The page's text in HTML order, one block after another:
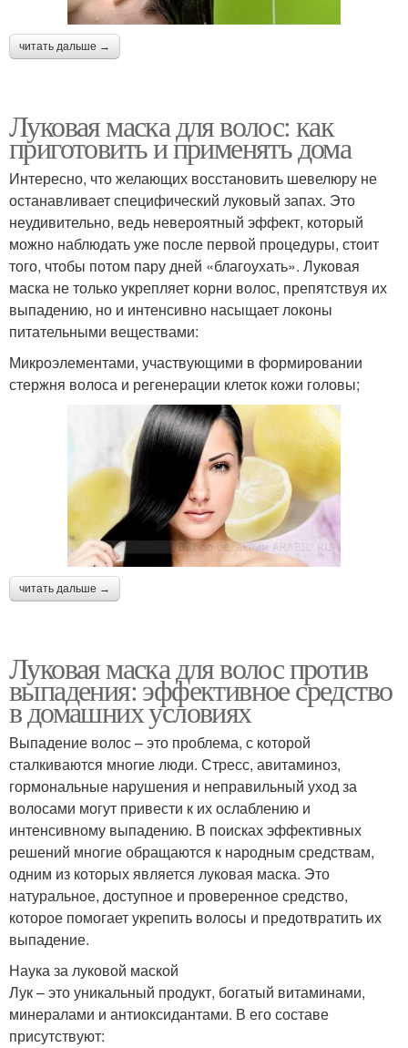
читать дальше →
Луковая маска для волос: как
приготовить и применять дома
Интересно, что желающих восстановить шевелюру не
останавливает специфический луковый запах. Это
неудивительно, ведь невероятный эффект, который
можно наблюдать уже после первой процедуры, стоит
того, чтобы потом пару дней «благоухать». Луковая
маска не только укрепляет корни волос, препятствуя их
выпадению, но и интенсивно насыщает локоны
питательными веществами:
Микроэлементами, участвующими в формировании
стержня волоса и регенерации клеток кожи головы;
читать дальше →
Луковая маска для волос против
выпадения: эффективное средство
в домашних условиях
Выпадение волос – это проблема, с которой
сталкиваются многие люди. Стресс, авитаминоз,
гормональные нарушения и неправильный уход за
волосами могут привести к их ослаблению и
интенсивному выпадению. В поисках эффективных
решений многие обращаются к народным средствам,
одним из которых является луковая маска. Это
натуральное, доступное и проверенное средство,
которое помогает укрепить волосы и предотвратить их
выпадение.
Наука за луковой маской
Лук – это уникальный продукт, богатый витаминами,
минералами и антиоксидантами. В его составе
присутствуют: